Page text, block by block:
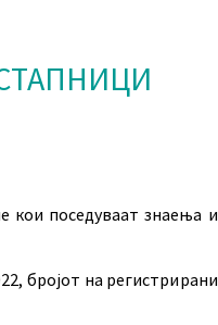
кои поседуваат знаења и
бројот на регистрирани